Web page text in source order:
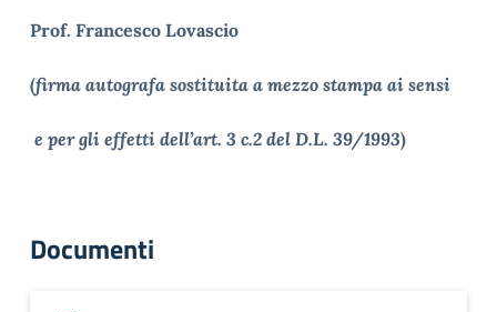
Prof. Francesco Lovascio
(firma autografa sostituita a mezzo stampa ai sensi
e per gli effetti dell’art. 3 c.2 del D.L. 39/1993)
Documenti